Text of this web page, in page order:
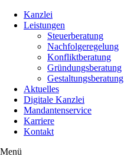
Kanzlei
Leistungen
Steuerberatung
Nachfolgeregelung
Konfliktberatung
Gründungsberatung
Gestaltungsberatung
Aktuelles
Digitale Kanzlei
Mandantenservice
Karriere
Kontakt
Menü